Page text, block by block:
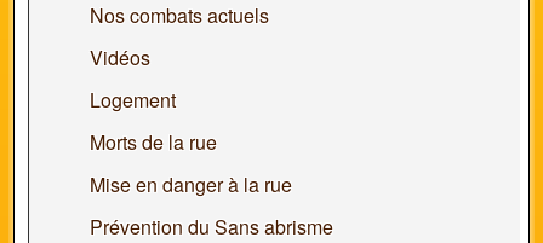
Nos combats actuels
Vidéos
Logement
Morts de la rue
Mise en danger à la rue
Prévention du Sans abrisme